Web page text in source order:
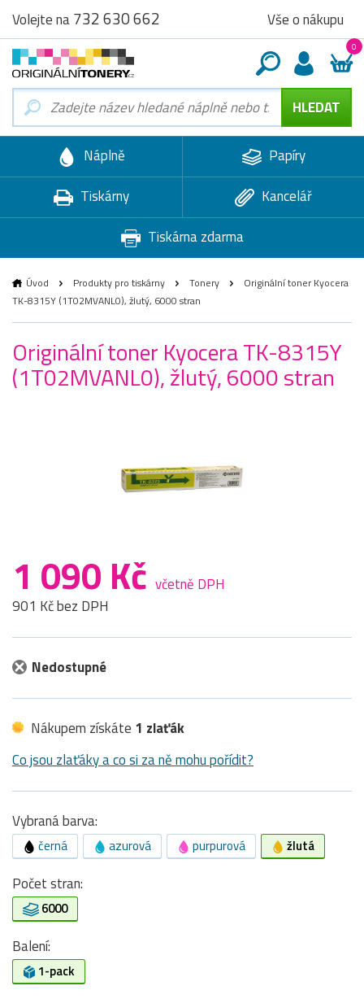
Volejte na732 630 662 Vše o nákupu
0
Náplně
Papíry
Tiskárny
Kancelář
Tiskárna zdarma
Úvod Produkty pro tiskárny Tonery
Originální toner Kyocera
TK-8315Y (1T02MVANL0), žlutý, 6000 stran
Originální toner Kyocera TK-8315Y
(1T02MVANL0), žlutý, 6000 stran
1 090 Kč včetně DPH
901 Kč bez DPH
Nedostupné
Nákupem získáte 1 zlaťák
Co jsou zlaťáky a co si za ně mohu pořídit?
Vybraná barva:
černá azurová purpurová žlutá
Počet stran:
6000
Balení:
1-pack